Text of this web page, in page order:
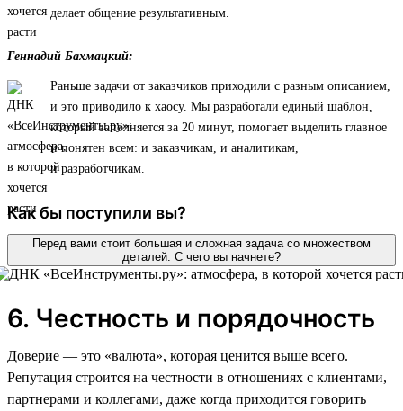
делает общение результативным.
Геннадий Бахмацкий:
Раньше задачи от заказчиков приходили с разным описанием,
и это приводило к хаосу. Мы разработали единый шаблон,
который заполняется за 20 минут, помогает выделить главное
и понятен всем: и заказчикам, и аналитикам,
и разработчикам.
Как бы поступили вы?
Перед вами стоит большая и сложная задача со множеством
деталей. С чего вы начнете?
6. Честность и порядочность
Доверие — это «валюта», которая ценится выше всего.
Репутация строится на честности в отношениях с клиентами,
партнерами и коллегами, даже когда приходится говорить